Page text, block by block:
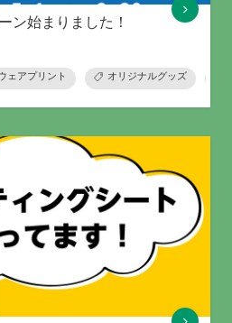
ン始まりました！
ェアプリント オリジナルグッズ